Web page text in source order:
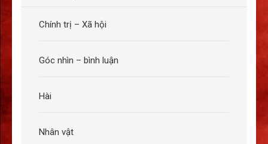
Chính trị – Xã hội
Góc nhìn – bình luận
Hài
Nhân vật